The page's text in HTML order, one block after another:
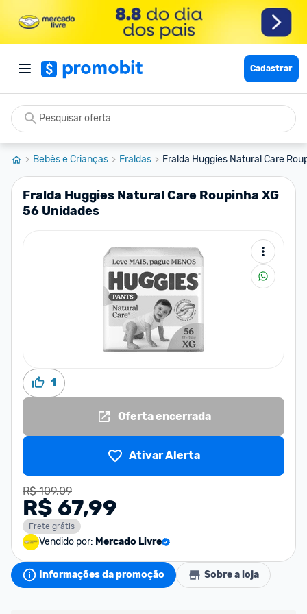
Cadastrar
Bebês e Crianças Fraldas Fralda Huggies Natural Care
Fralda Huggies Natural Care Roupinha XG
56 Unidades
1
Oferta encerrada
Ativar Alerta
R$ 109,09
R$ 67,99
Frete grátis
Vendido por: Mercado Livre
Informações da promoção Sobre a loja